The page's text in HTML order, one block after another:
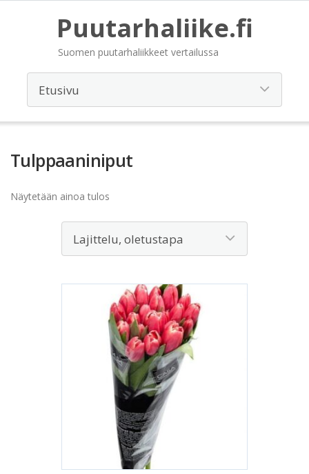
Puutarhaliike.fi
Suomen puutarhaliikkeet vertailussa
Tulppaaniniput
Näytetään ainoa tulos